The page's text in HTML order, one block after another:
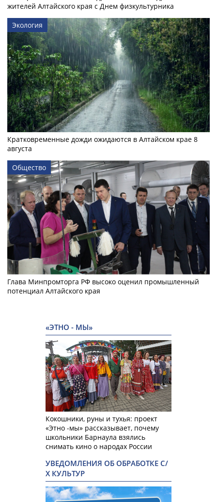
жителей Алтайского края с Днем физкультурника
Экология
Кратковременные дожди ожидаются в Алтайском крае 8
августа
Общество
Глава Минпромторга РФ высоко оценил промышленный
потенциал Алтайского края
«ЭТНО - МЫ»
Кокошники, руны и тухья: проект
«Этно -мы» рассказывает, почему
школьники Барнаула взялись
снимать кино о народах России
УВЕДОМЛЕНИЯ ОБ ОБРАБОТКЕ С/
Х КУЛЬТУР